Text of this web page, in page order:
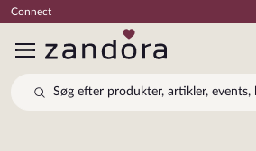
Connect
Søg efter produkter, artikler, events,